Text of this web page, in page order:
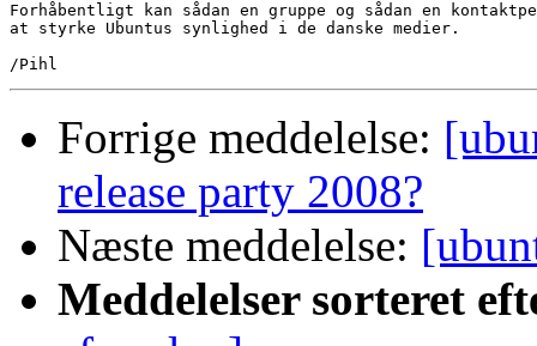
Forhåbentligt kan sådan en gruppe og sådan en
at styrke Ubuntus synlighed i de danske medier.
Forrige meddelelse:
release party 2008?
Næste meddelelse:
Meddelelser sorteret